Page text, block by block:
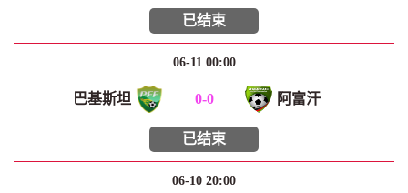
已结束
06-11 00:00
巴基斯坦 0-0 阿富汗
已结束
06-10 20:00